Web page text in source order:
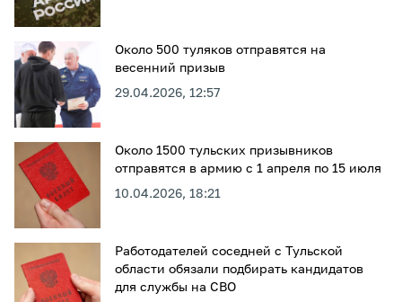
Около 500 туляков отправятся на
весенний призыв
29.04.2026, 12:57
Около 1500 тульских призывников
отправятся в армию с 1 апреля по 15 июля
10.04.2026, 18:21
Работодателей соседней с Тульской
области обязали подбирать кандидатов
для службы на СВО